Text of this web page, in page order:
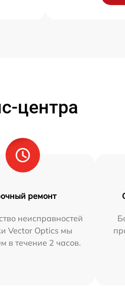
центра
ремонт
неисправностей
Vector Optics мы
в течение 2 часов.